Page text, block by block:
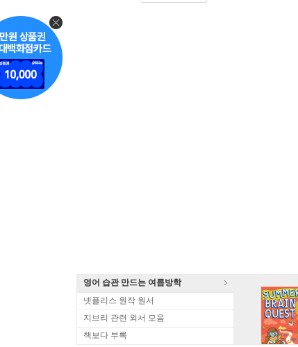
영어 습관 만드는 여름방학
넷플리스 원작 원서
지브리 관련 외서 모음
책보다 부록